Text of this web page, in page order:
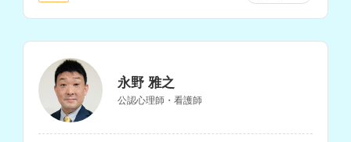
永野 雅之
公認心理師・看護師